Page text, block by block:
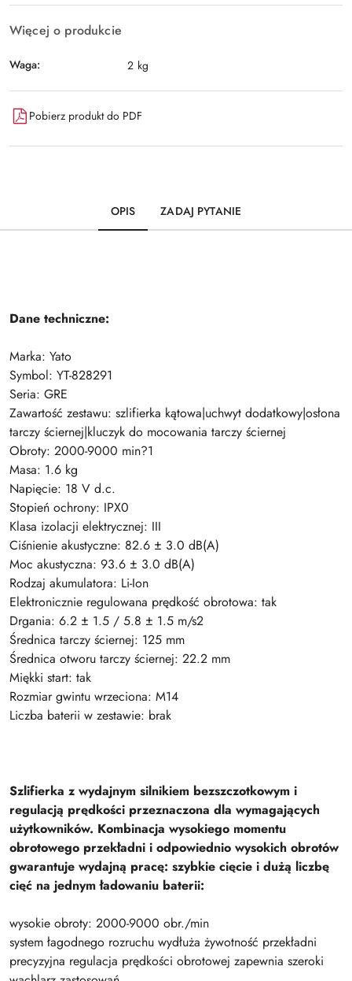
Więcej o produkcie
Waga: 2 kg
Pobierz produkt do PDF
OPIS ZADAJ PYTANIE
Dane techniczne:
Marka: Yato
Symbol: YT-828291
Seria: GRE
Zawartość zestawu: szlifierka kątowa|uchwyt dodatkowy|osłona
tarczy ściernej|kluczyk do mocowania tarczy ściernej
Obroty: 2000-9000 min?1
Masa: 1.6 kg
Napięcie: 18 V d.c.
Stopień ochrony: IPX0
Klasa izolacji elektrycznej: III
Ciśnienie akustyczne: 82.6 ± 3.0 dB(A)
Moc akustyczna: 93.6 ± 3.0 dB(A)
Rodzaj akumulatora: Li-Ion
Elektronicznie regulowana prędkość obrotowa: tak
Drgania: 6.2 ± 1.5 / 5.8 ± 1.5 m/s2
Średnica tarczy ściernej: 125 mm
Średnica otworu tarczy ściernej: 22.2 mm
Miękki start: tak
Rozmiar gwintu wrzeciona: M14
Liczba baterii w zestawie: brak
Szlifierka z wydajnym silnikiem bezszczotkowym i
regulacją prędkości przeznaczona dla wymagających
użytkowników. Kombinacja wysokiego momentu
obrotowego przekładni i odpowiednio wysokich obrotów
gwarantuje wydajną pracę: szybkie cięcie i dużą liczbę
cięć na jednym ładowaniu baterii:
wysokie obroty: 2000-9000 obr./min
system łagodnego rozruchu wydłuża żywotność przekładni
precyzyjna regulacja prędkości obrotowej zapewnia szeroki